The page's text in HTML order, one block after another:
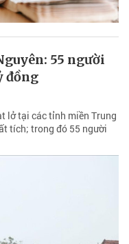
55 người
đồng
lở tại các tỉnh miền Trung
tích; trong đó 55 người